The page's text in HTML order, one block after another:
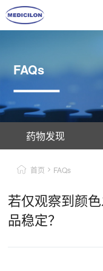
FAQs
药物发现
首页 FAQs
若仅观察到颜
品稳定？